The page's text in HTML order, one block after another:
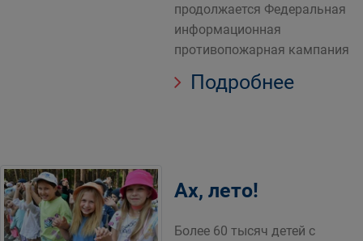
продолжается Федеральная
информационная
противопожарная кампания
Подробнее
Ах, лето!
Более 60 тысяч детей с